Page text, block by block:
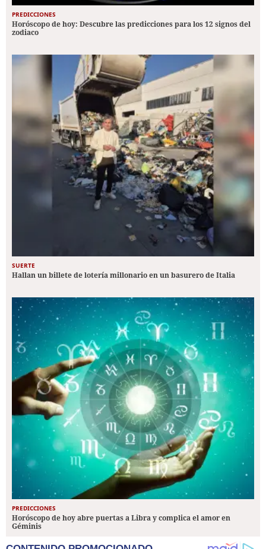
PREDICCIONES
Horóscopo de hoy: Descubre las predicciones para los 12 signos del
zodiaco
SUERTE
Hallan un billete de lotería millonario en un basurero de Italia
PREDICCIONES
Horóscopo de hoy abre puertas a Libra y complica el amor en
Géminis